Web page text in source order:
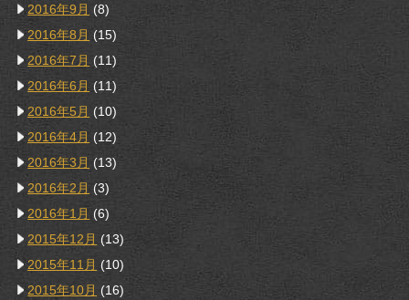
2016年9月 (8)
2016年8月 (15)
2016年7月 (11)
2016年6月 (11)
2016年5月 (10)
2016年4月 (12)
2016年3月 (13)
2016年2月 (3)
2016年1月 (6)
2015年12月 (13)
2015年11月 (10)
2015年10月 (16)